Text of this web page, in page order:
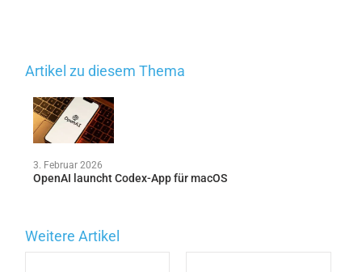
Artikel zu diesem Thema
3. Februar 2026
OpenAI launcht Codex-App für macOS
Weitere Artikel